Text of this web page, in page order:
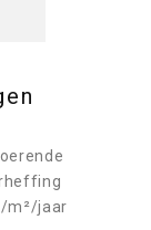
m²/jaar